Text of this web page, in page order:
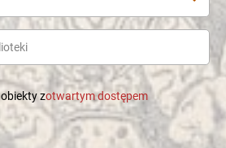
zotwartym dostępem